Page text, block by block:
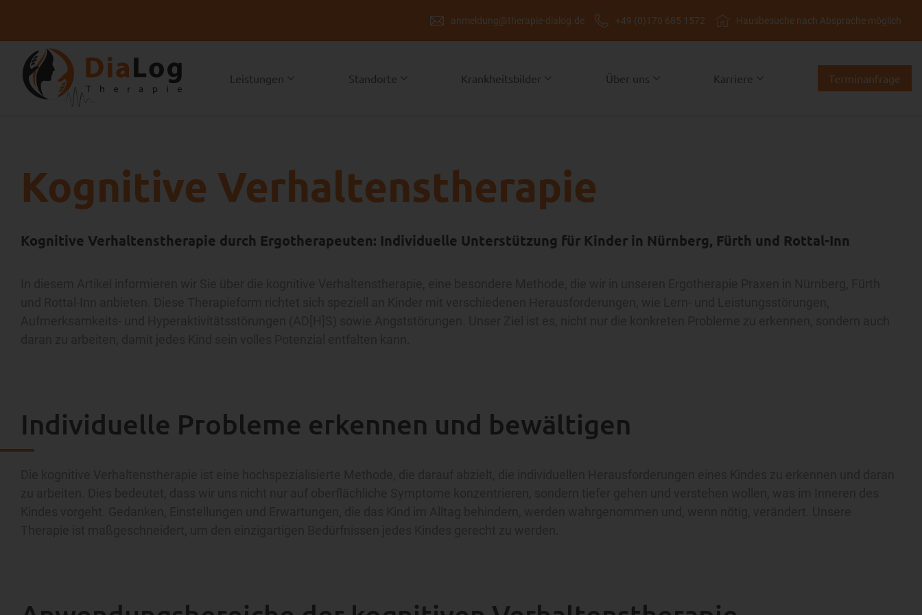
anmeldung@therapie-dialog.de +49 (0)170 685 1572 Hausbesuche nach Absprache möglich
Leistungen Standorte Krankheitsbilder Über uns Karriere Terminanfrage
Kognitive Verhaltenstherapie
Kognitive Verhaltenstherapie durch Ergotherapeuten: Individuelle Unterstützung für Kinder in Nürnberg, Fürth und Rottal-Inn
Individuelle Probleme erkennen und bewältigen